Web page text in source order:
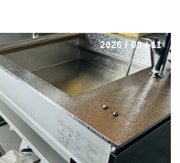
した。 河野電建 代表取締役 河野晋也
2026 / 03 / 11